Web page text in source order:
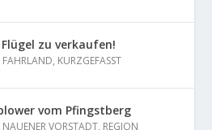
zu verkaufen!
FAHRLAND, KURZGEFASST
vom Pfingstberg
NAUENER VORSTADT, REGION